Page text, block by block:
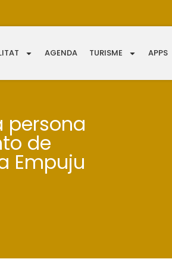
AGENDA TURISME APPS
persona
de
Empuju